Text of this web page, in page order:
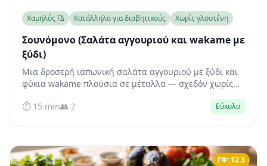
Χαμηλός ΓΔ Κατάλληλο για διαβητικούς Χωρίς γλουτένη
Σουνόμονο (Σαλάτα αγγουριού και wakame με
ξύδι)
Μια δροσερή ιαπωνική σαλάτα αγγουριού με ξύδι και
φύκια wakame πλούσια σε μέταλλα — σχεδόν χωρίς
να μην ανεβαίνει απότομα το σάκχαρο του αίματος.
⏱️ 15 min👥 2 Εύκολο
ΓΦ: 12.3